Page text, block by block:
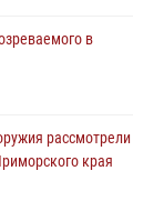
в
рассмотрели
края